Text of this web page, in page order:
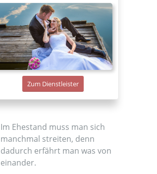
Zum Dienstleister
Im Ehestand muss man sich
manchmal streiten, denn
dadurch erfährt man was von
einander.